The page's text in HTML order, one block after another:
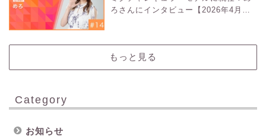
ろさんにインタビュー【2026年4月〜
もっと見る
Category
お知らせ